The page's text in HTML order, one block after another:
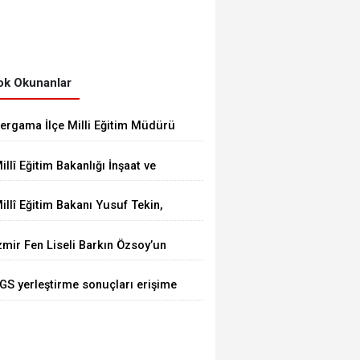
Okunanlar
İlçe Milli Eğitim Müdürü
Lisesindeki çalışmaları
Eğitim Bakanlığı İnşaat ve
Durna, İzmir'de
Eğitim Bakanı Yusuf Tekin,
Fen Liseli Barkın Özsoy’un
yerleştirme sonuçları erişime